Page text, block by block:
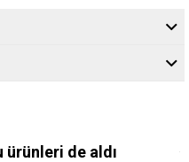
ürünleri de aldı